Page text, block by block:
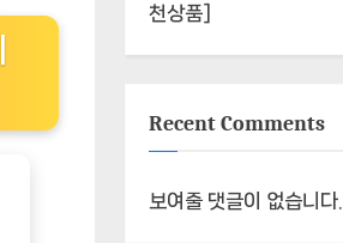
천상품]
Recent Comments
보여줄 댓글이 없습니다.